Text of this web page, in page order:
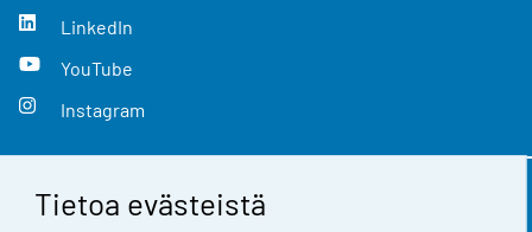
Tietoa evästeistä
LinkedIn
YouTube
Instagram
Yhteystiedot